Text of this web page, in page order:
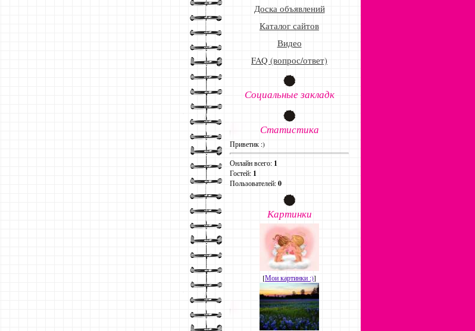
Доска объявлений
Каталог сайтов
Видео
FAQ (вопрос/ответ)
Социальные закладк
Статистика
Приветик :)
Онлайн всего: 1
Гостей:1
Пользователей:0
Картинки
[Мои картинки :)]